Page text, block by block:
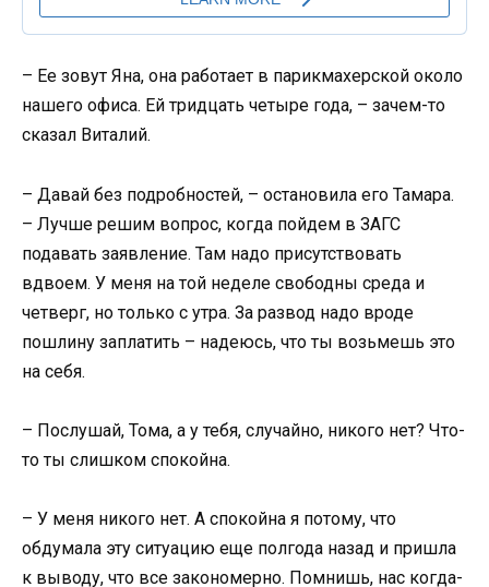
– Ее зовут Яна, она работает в парикмахерской около
нашего офиса. Ей тридцать четыре года, – зачем-то
сказал Виталий.
– Давай без подробностей, – остановила его Тамара.
– Лучше решим вопрос, когда пойдем в ЗАГС
подавать заявление. Там надо присутствовать
вдвоем. У меня на той неделе свободны среда и
четверг, но только с утра. За развод надо вроде
пошлину заплатить – надеюсь, что ты возьмешь это
на себя.
– Послушай, Тома, а у тебя, случайно, никого нет? Что-
то ты слишком спокойна.
– У меня никого нет. А спокойна я потому, что
обдумала эту ситуацию еще полгода назад и пришла
к выводу, что все закономерно. Помнишь, нас когда-